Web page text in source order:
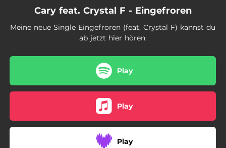
Cary feat. Crystal F - Eingefroren
Meine neue Single Eingefroren (feat. Crystal F) kannst du
ab jetzt hier hören:
Play
Play
Play